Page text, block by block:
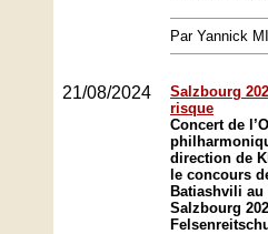
Par Yannick
21/08/2024
Salzbourg
risque
Concert de
direction de
le concours
Batiashvili au
Salzbourg